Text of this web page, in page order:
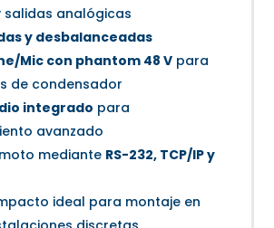
salidas analógicas
y desbalanceadas
Mic con phantom 48 V para
de condensador
integrado para
avanzado
mediante RS-232, TCP/IP y
ideal para montaje en